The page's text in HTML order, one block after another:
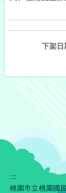
下架日
:::
桃園市立桃園國